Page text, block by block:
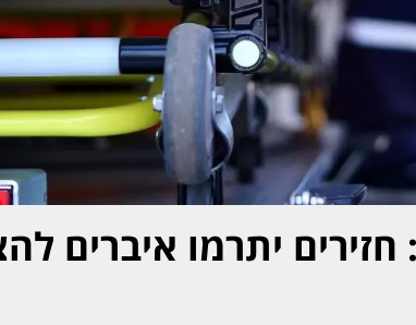
יתרמו איברים